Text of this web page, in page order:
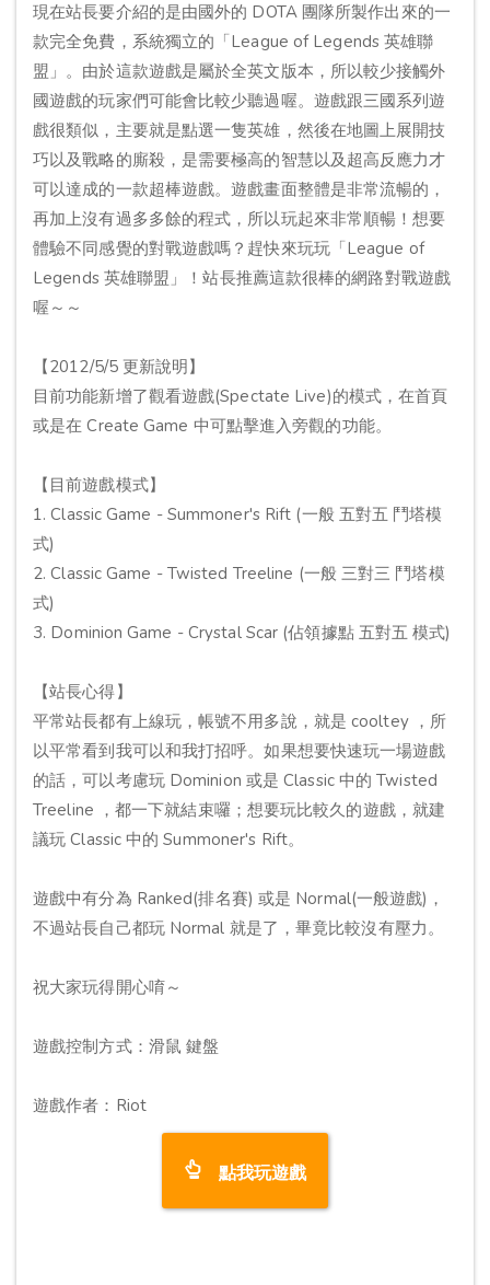
現在站長要介紹的是由國外的 DOTA 團隊所製作出來的一
款完全免費，系統獨立的「League of Legends 英雄聯
盟」。由於這款遊戲是屬於全英文版本，所以較少接觸外
國遊戲的玩家們可能會比較少聽過喔。遊戲跟三國系列遊
戲很類似，主要就是點選一隻英雄，然後在地圖上展開技
巧以及戰略的廝殺，是需要極高的智慧以及超高反應力才
可以達成的一款超棒遊戲。遊戲畫面整體是非常流暢的，
再加上沒有過多多餘的程式，所以玩起來非常順暢！想要
體驗不同感覺的對戰遊戲嗎？趕快來玩玩「League of
Legends 英雄聯盟」！站長推薦這款很棒的網路對戰遊戲
喔～～
【2012/5/5 更新說明】
目前功能新增了觀看遊戲(Spectate Live)的模式，在首頁
或是在 Create Game 中可點擊進入旁觀的功能。
【目前遊戲模式】
1. Classic Game - Summoner's Rift (一般 五對五 鬥塔模
式)
2. Classic Game - Twisted Treeline (一般 三對三 鬥塔模
式)
3. Dominion Game - Crystal Scar (佔領據點 五對五 模式)
【站長心得】
平常站長都有上線玩，帳號不用多說，就是 cooltey ，所
以平常看到我可以和我打招呼。如果想要快速玩一場遊戲
的話，可以考慮玩 Dominion 或是 Classic 中的 Twisted
Treeline ，都一下就結束囉；想要玩比較久的遊戲，就建
議玩 Classic 中的 Summoner's Rift。
遊戲中有分為 Ranked(排名賽) 或是 Normal(一般遊戲)，
不過站長自己都玩 Normal 就是了，畢竟比較沒有壓力。
祝大家玩得開心唷～
遊戲控制方式：滑鼠 鍵盤
遊戲作者：Riot
點我玩遊戲